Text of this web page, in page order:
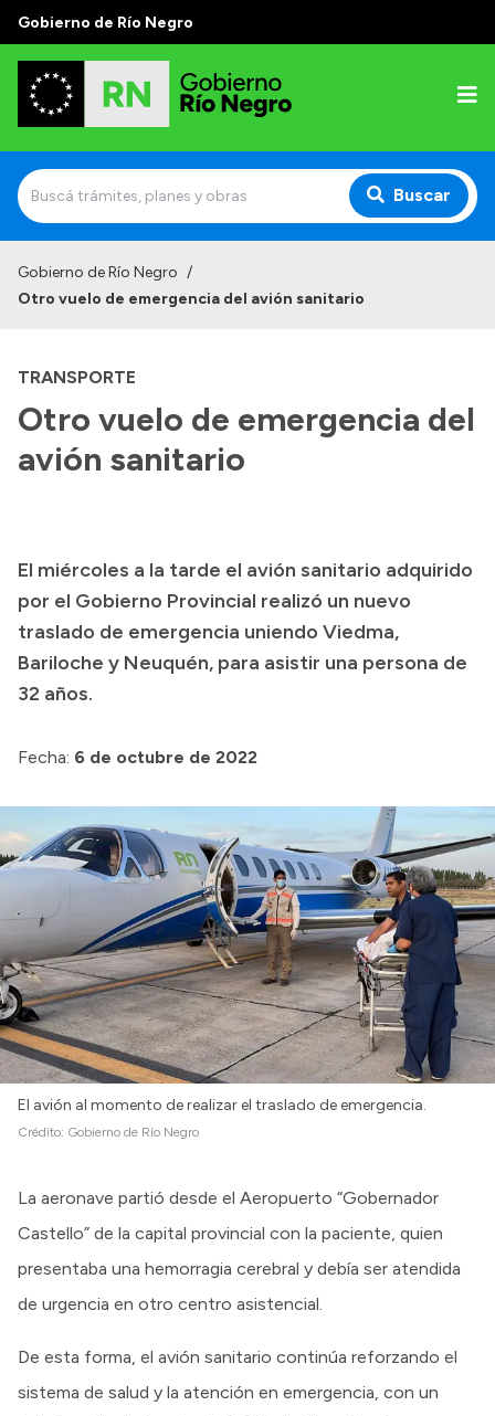
Gobierno de Río Negro
Buscar
Discursos en la Legislatura
Casa de Gobierno
Historia
Geografía
Invertí en Río Negro
Boletín Oficial
Compras y licitaciones
Consulta de expedientes
Consulta de pago a proveedores
Convocatorias
Intranet
Login
Gobierno de Río Negro /
Otro vuelo de emergencia del avión sanitario
TRANSPORTE
Otro vuelo de emergencia del
avión sanitario
El miércoles a la tarde el avión sanitario adquirido
por el Gobierno Provincial realizó un nuevo
traslado de emergencia uniendo Viedma,
Bariloche y Neuquén, para asistir una persona de
32 años.
Fecha: 6 de octubre de 2022
El avión al momento de realizar el traslado de emergencia.
Crédito: Gobierno de Río Negro
La aeronave partió desde el Aeropuerto “Gobernador
Castello” de la capital provincial con la paciente, quien
presentaba una hemorragia cerebral y debía ser atendida
de urgencia en otro centro asistencial.
De esta forma, el avión sanitario continúa reforzando el
sistema de salud y la atención en emergencia, con un